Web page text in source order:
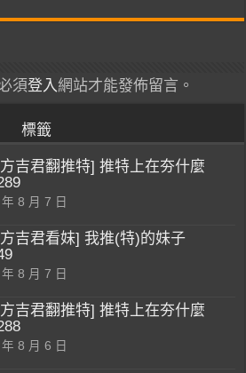
須登入網站才能發佈留言。
標籤
吉君翻推特] 推特上在夯什麼
8 月 7 日
吉君看妹] 我推(特)的妹子
8 月 7 日
吉君翻推特] 推特上在夯什麼
8 月 6 日